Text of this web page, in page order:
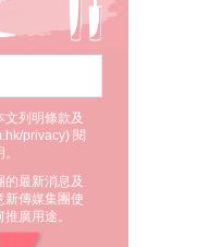
文列明條款及
privacy) 閱
的最新消息及
新傳媒集團使
廣用途。